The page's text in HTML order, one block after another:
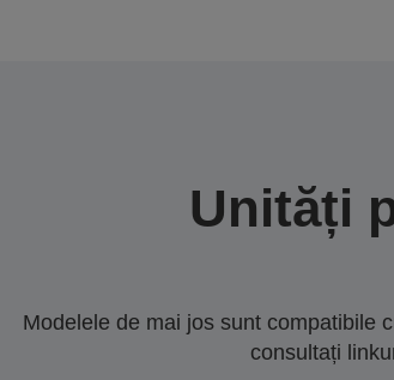
Unități
Modelele de mai jos sunt compatibile
consultați